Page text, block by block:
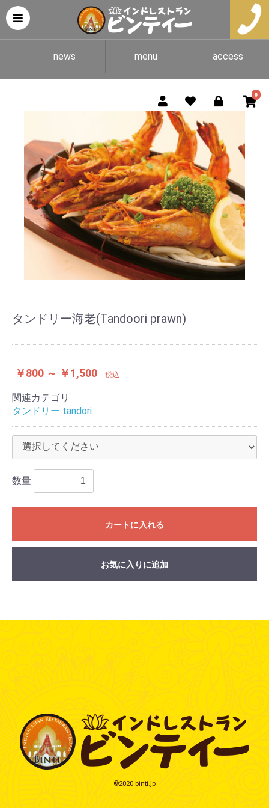
news menu access
0
タンドリー海老(Tandoori prawn)
￥800 ～ ￥1,500 税込
関連カテゴリ
タンドリー tandori
数量
カートに入れる
お気に入りに追加
©2020 binti.jp